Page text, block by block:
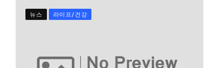
뉴스 라이프/건강